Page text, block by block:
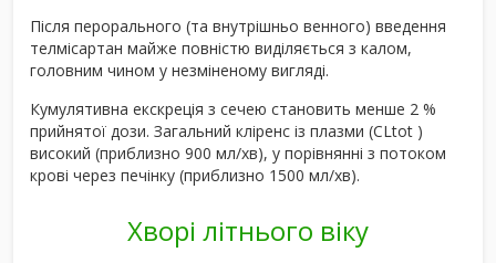
Після перорального (та внутрішньо венного) введення
телмісартан майже повністю виділяється з калом,
головним чином у незміненому вигляді.
Кумулятивна екскреція з сечею становить менше 2 %
прийнятої дози. Загальний кліренс із плазми (CLtot )
високий (приблизно 900 мл/хв), у порівнянні з потоком
крові через печінку (приблизно 1500 мл/хв).
Хворі літнього віку